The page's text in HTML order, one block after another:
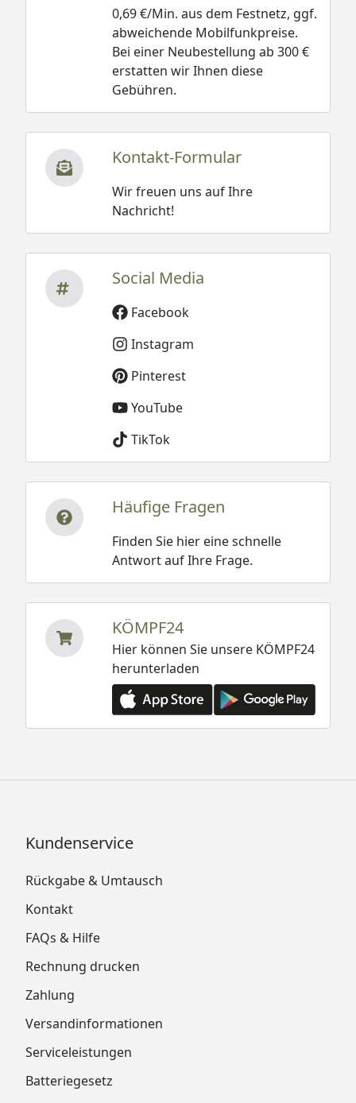
0,69 €/Min. aus dem Festnetz, ggf.
abweichende Mobilfunkpreise.
Bei einer Neubestellung ab 300 €
erstatten wir Ihnen diese
Gebühren.
Kontakt-Formular
Wir freuen uns auf Ihre
Nachricht!
Social Media
Facebook
Instagram
Pinterest
YouTube
TikTok
Häufige Fragen
Finden Sie hier eine schnelle
Antwort auf Ihre Frage.
KÖMPF24
Hier können Sie unsere KÖMPF24
herunterladen
Kundenservice
Rückgabe & Umtausch
Kontakt
FAQs & Hilfe
Rechnung drucken
Zahlung
Versandinformationen
Serviceleistungen
Batteriegesetz